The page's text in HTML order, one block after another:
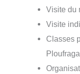
Visite du
Visite
Classes